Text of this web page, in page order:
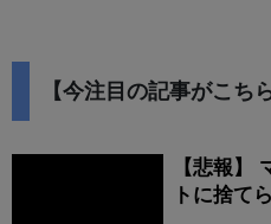
【今注目の記事がこち
【悲報】
トに捨て